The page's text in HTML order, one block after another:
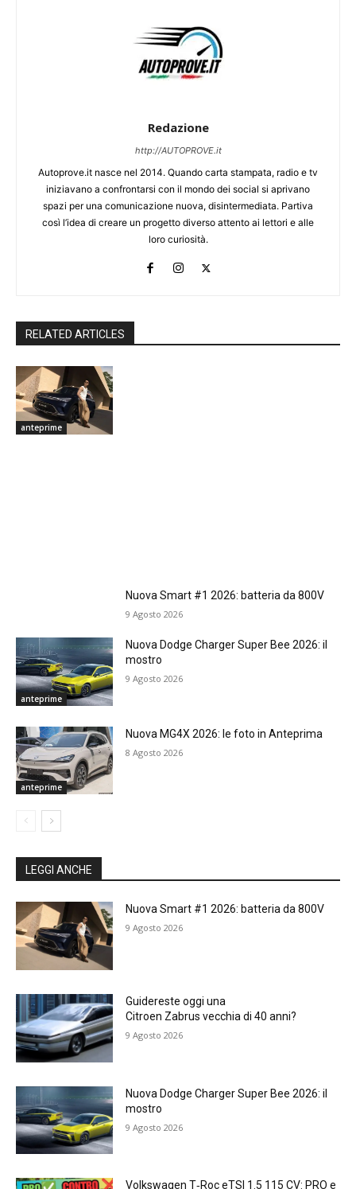
Redazione
http://AUTOPROVE.it
Autoprove.it nasce nel 2014. Quando carta stampata, radio e tv
iniziavano a confrontarsi con il mondo dei social si aprivano
spazi per una comunicazione nuova, disintermediata. Partiva
così l’idea di creare un progetto diverso attento ai lettori e alle
loro curiosità.
RELATED ARTICLES
anteprime
Nuova Smart #1 2026: batteria da 800V
9 Agosto 2026
anteprime
Nuova Dodge Charger Super Bee 2026: il
mostro
9 Agosto 2026
anteprime
Nuova MG4X 2026: le foto in Anteprima
8 Agosto 2026
LEGGI ANCHE
Nuova Smart #1 2026: batteria da 800V
9 Agosto 2026
Guidereste oggi una
Citroen Zabrus vecchia di 40 anni?
9 Agosto 2026
Nuova Dodge Charger Super Bee 2026: il
mostro
9 Agosto 2026
Volkswagen T‑Roc eTSI 1.5 115 CV: PRO e